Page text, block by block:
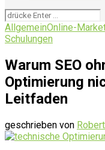
AllgemeinOnline-
Schulungen
Warum SEO
Optimierung
Leitfaden
geschrieben von